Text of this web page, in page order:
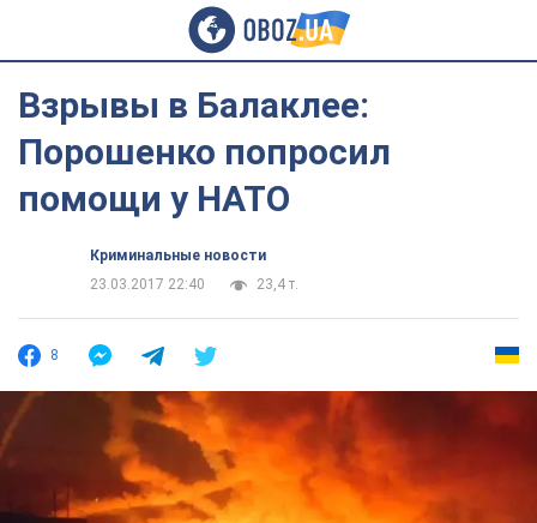
Взрывы в Балаклее:
Порошенко попросил
помощи у НАТО
Криминальные новости
23.03.2017 22:40
23,4 т.
8